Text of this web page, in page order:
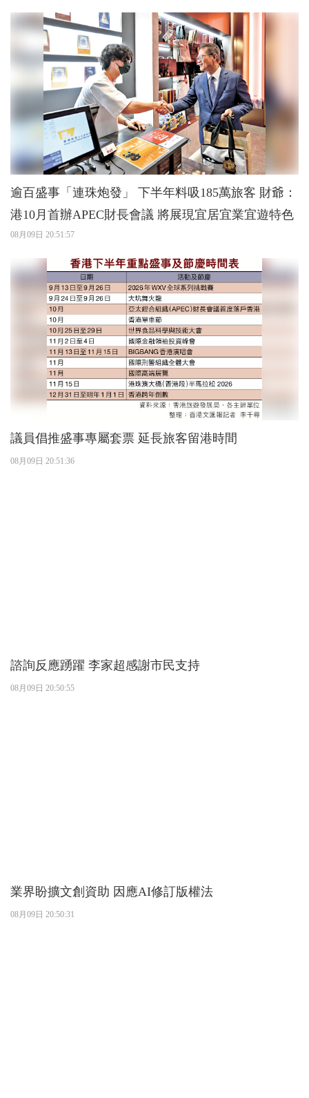
逾百盛事「連珠炮發」 下半年料吸185萬旅客 財爺：
港10月首辦APEC財長會議 將展現宜居宜業宜遊特色
08月09日 20:51:57
議員倡推盛事專屬套票 延長旅客留港時間
08月09日 20:51:36
諮詢反應踴躍 李家超感謝市民支持
08月09日 20:50:55
業界盼擴文創資助 因應AI修訂版權法
08月09日 20:50:31